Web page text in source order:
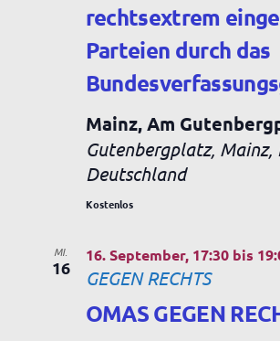
rechtsextrem
Parteien durch das
Mainz, Am
Gutenbergplatz, Mainz,
Deutschland
Kostenlos
MI.
16
OMAS GEGEN
16. September, 17:30bis
GEGEN RECHTS